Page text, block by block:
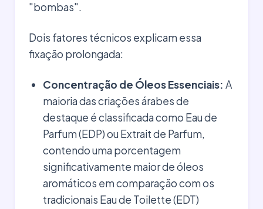
"bombas".
Dois fatores técnicos explicam essa
fixação prolongada:
Concentração de Óleos Essenciais: A
maioria das criações árabes de
destaque é classificada como Eau de
Parfum (EDP) ou Extrait de Parfum,
contendo uma porcentagem
significativamente maior de óleos
aromáticos em comparação com os
tradicionais Eau de Toilette (EDT)